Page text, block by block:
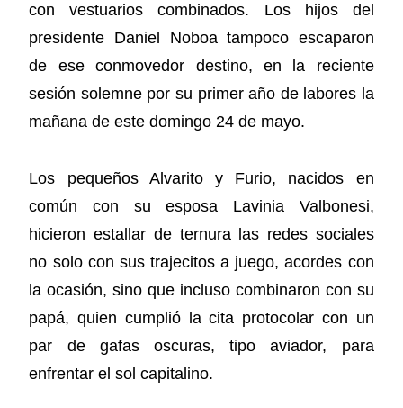
con vestuarios combinados. Los hijos del
presidente Daniel Noboa tampoco escaparon
de ese conmovedor destino, en la reciente
sesión solemne por su primer año de labores la
mañana de este domingo 24 de mayo.
Los pequeños Alvarito y Furio, nacidos en
común con su esposa Lavinia Valbonesi,
hicieron estallar de ternura las redes sociales
no solo con sus trajecitos a juego, acordes con
la ocasión, sino que incluso combinaron con su
papá, quien cumplió la cita protocolar con un
par de gafas oscuras, tipo aviador, para
enfrentar el sol capitalino.